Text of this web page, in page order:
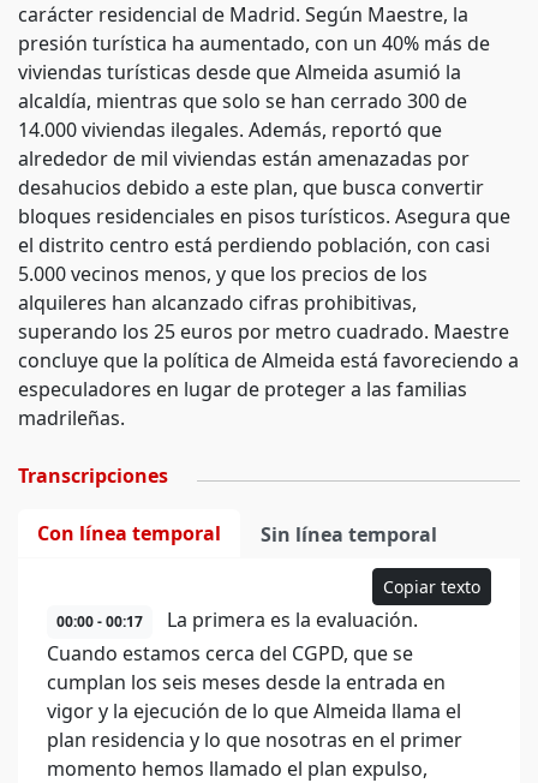
carácter residencial de Madrid. Según Maestre, la
presión turística ha aumentado, con un 40% más de
viviendas turísticas desde que Almeida asumió la
alcaldía, mientras que solo se han cerrado 300 de
14.000 viviendas ilegales. Además, reportó que
alrededor de mil viviendas están amenazadas por
desahucios debido a este plan, que busca convertir
bloques residenciales en pisos turísticos. Asegura que
el distrito centro está perdiendo población, con casi
5.000 vecinos menos, y que los precios de los
alquileres han alcanzado cifras prohibitivas,
superando los 25 euros por metro cuadrado. Maestre
concluye que la política de Almeida está favoreciendo a
especuladores en lugar de proteger a las familias
madrileñas.
Transcripciones
Con línea temporal Sin línea temporal
Copiar texto
00:00 - 00:17
La primera es la evaluación.
Cuando estamos cerca del CGPD, que se
cumplan los seis meses desde la entrada en
vigor y la ejecución de lo que Almeida llama el
plan residencia y lo que nosotras en el primer
momento hemos llamado el plan expulso,